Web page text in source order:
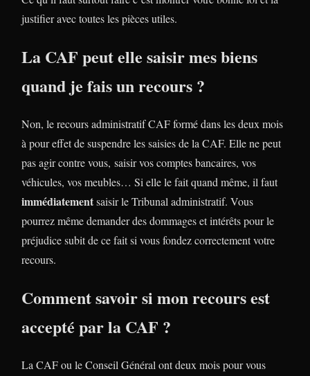
justifier avec toutes les pièces utiles.
La CAF peut elle saisir mes biens
quand je fais un recours ?
Non, le recours administratif CAF formé dans les deux mois
à pour effet de suspendre les saisies de la CAF. Elle ne peut
pas agir contre vous, saisir vos comptes bancaires, vos
véhicules, vos meubles… Si elle le fait quand même, il faut
immédiatementsaisir le Tribunal administratif. Vous
pourrez même demander des dommages et intérêts pour le
préjudice subit de ce fait si vous fondez correctement votre
recours.
Comment savoir si mon recours est
accepté par la CAF ?
La CAF ou le Conseil Général ont deux mois pour vous